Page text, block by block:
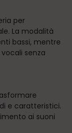
per
La modalità
bassi, mentre
senza
e caratteristici.
ai suoni